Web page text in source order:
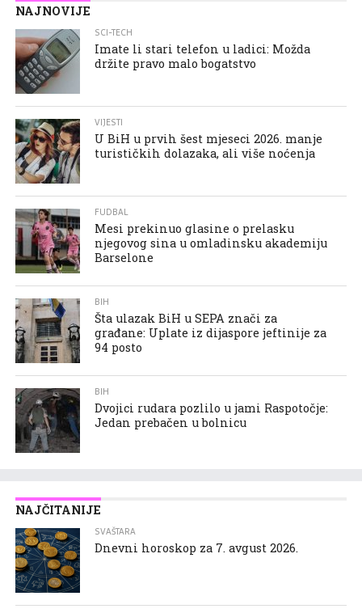
NAJNOVIJE
SCI-TECH
Imate li stari telefon u ladici: Možda
držite pravo malo bogatstvo
VIJESTI
U BiH u prvih šest mjeseci 2026. manje
turističkih dolazaka, ali više noćenja
FUDBAL
Mesi prekinuo glasine o prelasku
njegovog sina u omladinsku akademiju
Barselone
BIH
Šta ulazak BiH u SEPA znači za
građane: Uplate iz dijaspore jeftinije za
94 posto
BIH
Dvojici rudara pozlilo u jami Raspotočje:
Jedan prebačen u bolnicu
NAJČITANIJE
SVAŠTARA
Dnevni horoskop za 7. avgust 2026.